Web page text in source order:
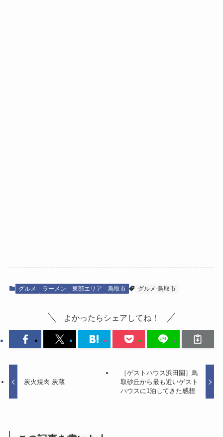
グルメ ラーメン 東部エリア 鳥取市 グルメ-鳥取市
よかったらシェアしてね！
炭火焼肉 炭蔵
［ゲストハウス浜田園］鳥
取砂丘から最も近いゲスト
ハウスに1泊してきた感想